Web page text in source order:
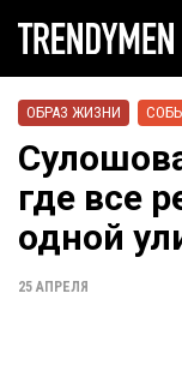
ОБРАЗ ЖИЗНИ
где все
одной
25 АПРЕЛЯ